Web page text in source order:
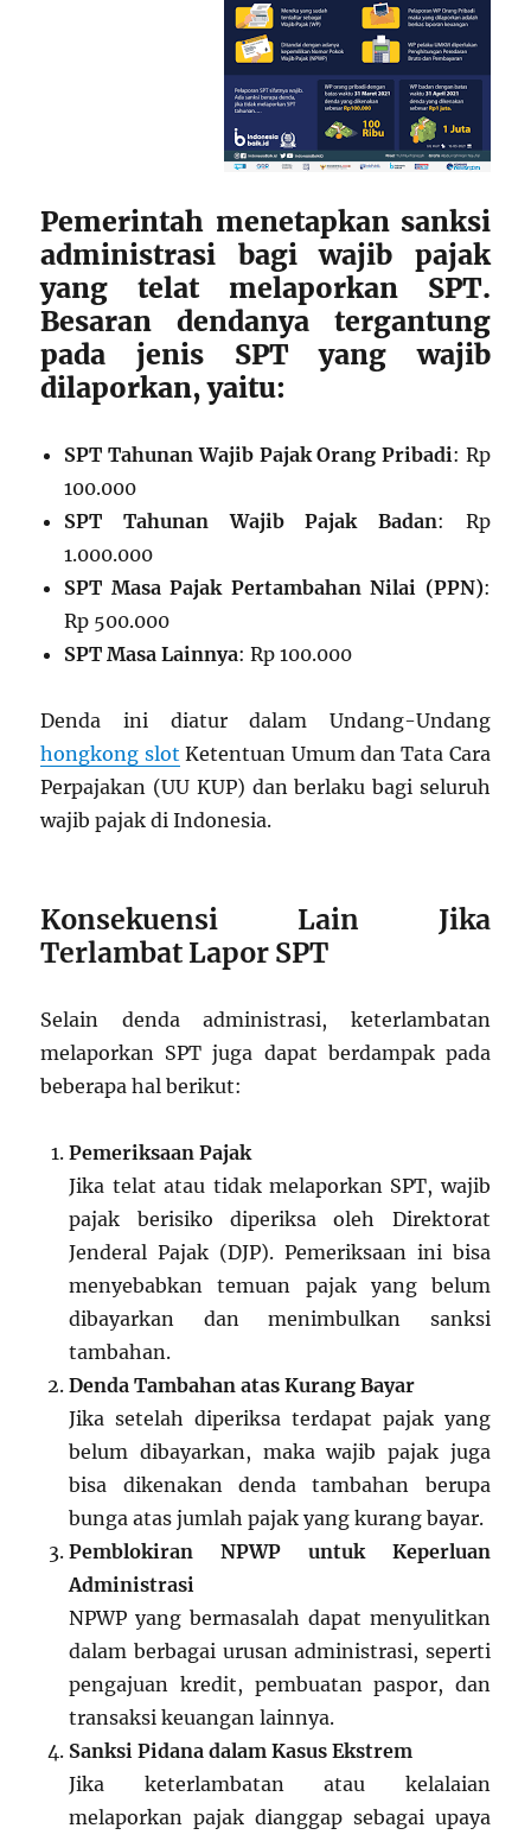
Pemerintah menetapkan sanksi
administrasi bagi wajib pajak
yang telat melaporkan SPT.
Besaran dendanya tergantung
pada jenis SPT yang wajib
dilaporkan, yaitu:
SPT Tahunan Wajib Pajak Orang Pribadi: Rp
100.000
SPT Tahunan Wajib Pajak Badan: Rp
1.000.000
SPT Masa Pajak Pertambahan Nilai (PPN):
Rp 500.000
SPT Masa Lainnya: Rp 100.000
Denda ini diatur dalam Undang-Undang
hongkong slot Ketentuan Umum dan Tata Cara
Perpajakan (UU KUP) dan berlaku bagi seluruh
wajib pajak di Indonesia.
Konsekuensi Lain Jika
Terlambat Lapor SPT
Selain denda administrasi, keterlambatan
melaporkan SPT juga dapat berdampak pada
beberapa hal berikut:
Pemeriksaan Pajak
Jika telat atau tidak melaporkan SPT, wajib
pajak berisiko diperiksa oleh Direktorat
Jenderal Pajak (DJP). Pemeriksaan ini bisa
menyebabkan temuan pajak yang belum
dibayarkan dan menimbulkan sanksi
tambahan.
Denda Tambahan atas Kurang Bayar
Jika setelah diperiksa terdapat pajak yang
belum dibayarkan, maka wajib pajak juga
bisa dikenakan denda tambahan berupa
bunga atas jumlah pajak yang kurang bayar.
Pemblokiran NPWP untuk Keperluan
Administrasi
NPWP yang bermasalah dapat menyulitkan
dalam berbagai urusan administrasi, seperti
pengajuan kredit, pembuatan paspor, dan
transaksi keuangan lainnya.
Sanksi Pidana dalam Kasus Ekstrem
Jika keterlambatan atau kelalaian
melaporkan pajak dianggap sebagai upaya